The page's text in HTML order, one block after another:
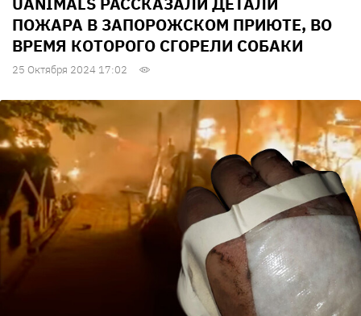
ПОЖАРА В ЗАПОРОЖСКОМ ПРИЮТЕ, ВО
ВРЕМЯ КОТОРОГО СГОРЕЛИ СОБАКИ
25 Октября 2024 17:02